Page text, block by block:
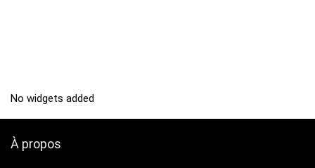
No widgets added
À propos